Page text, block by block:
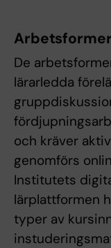
Arbetsformer
De
lärarledda
och kräver
genomförs
Institutets
lärplattformen
typer av